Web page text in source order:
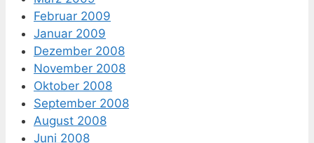
Februar 2009
Januar 2009
Dezember 2008
November 2008
Oktober 2008
September 2008
August 2008
Juni 2008